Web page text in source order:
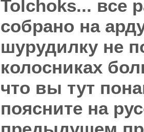
Tolchoks... все
собрано на
шурудилку не
колосниках
что вы тут
поясните на